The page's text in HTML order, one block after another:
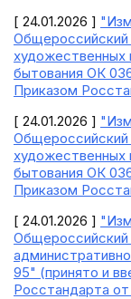
[ 24.01.2026 ]
Общероссийский
художественных
бытования ОК
Приказом
[ 24.01.2026 ]
Общероссийский
художественных
бытования ОК
Приказом
[ 24.01.2026 ]
Общероссийский
95" (принято и
Росстандарта от